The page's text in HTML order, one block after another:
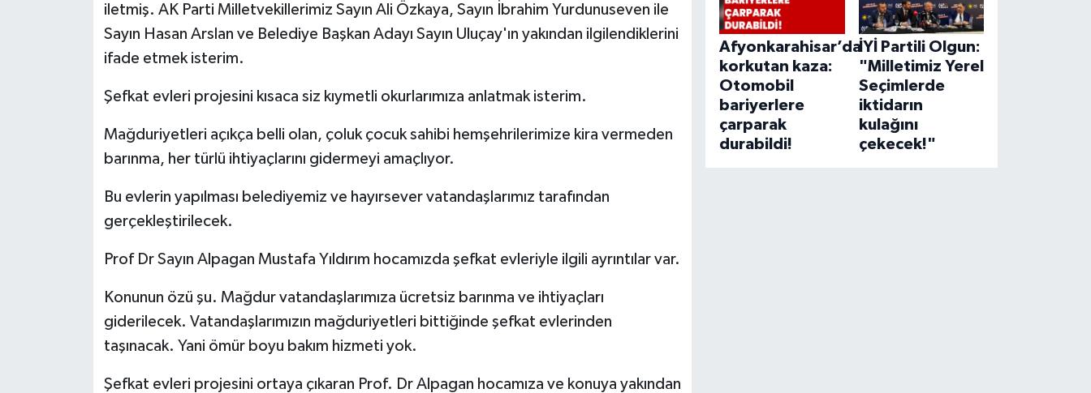
iletmiş. AK Parti Milletvekillerimiz Sayın Ali Özkaya, Sayın İbrahim Yurdunuseven ile
Sayın Hasan Arslan ve Belediye Başkan Adayı Sayın Uluçay'ın yakından ilgilendiklerini
ifade etmek isterim.
Şefkat evleri projesini kısaca siz kıymetli okurlarımıza anlatmak isterim.
Mağduriyetleri açıkça belli olan, çoluk çocuk sahibi hemşehrilerimize kira vermeden
barınma, her türlü ihtiyaçlarını gidermeyi amaçlıyor.
Bu evlerin yapılması belediyemiz ve hayırsever vatandaşlarımız tarafından
gerçekleştirilecek.
Prof Dr Sayın Alpagan Mustafa Yıldırım hocamızda şefkat evleriyle ilgili ayrıntılar var.
Konunun özü şu. Mağdur vatandaşlarımıza ücretsiz barınma ve ihtiyaçları
giderilecek. Vatandaşlarımızın mağduriyetleri bittiğinde şefkat evlerinden
taşınacak. Yani ömür boyu bakım hizmeti yok.
Şefkat evleri projesini ortaya çıkaran Prof. Dr Alpagan hocamıza ve konuya yakından
Afyonkarahisar’da
korkutan kaza:
Otomobil
bariyerlere
çarparak
durabildi!
İYİ Partili Olgun:
"Milletimiz Yerel
Seçimlerde
iktidarın
kulağını
çekecek!"